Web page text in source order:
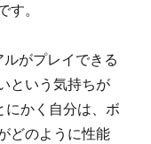
。
がプレイできる
という気持ちが
かく自分は、ボ
どのように性能